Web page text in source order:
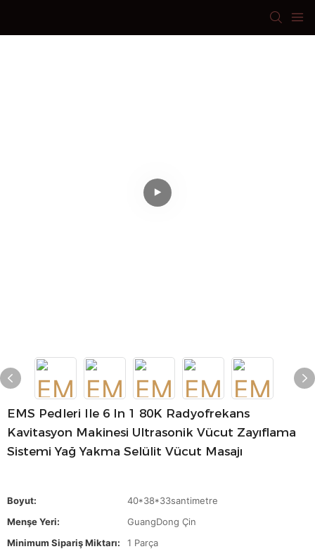
EMS Pedleri Ile 6 In 1 80K Radyofrekans
Kavitasyon Makinesi Ultrasonik Vücut Zayıflama
Sistemi Yağ Yakma Selülit Vücut Masajı
Boyut:
40*38*33santimetre
Menşe Yeri:
GuangDong Çin
Minimum Sipariş Miktarı:
1 Parça